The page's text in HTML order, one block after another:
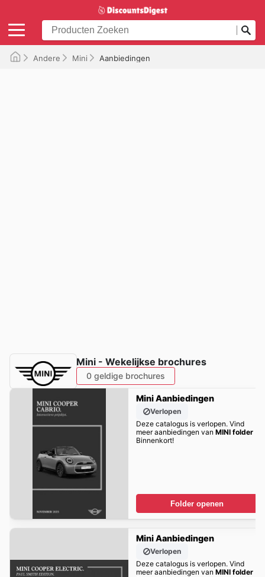
Andere Mini Aanbiedingen
Mini - Wekelijkse brochures
0 geldige brochures
Mini Aanbiedingen
Verlopen
Deze catalogus is verlopen. Vind
meer aanbiedingen van MINI folder
Binnenkort!
Folder openen
Mini Aanbiedingen
Verlopen
Deze catalogus is verlopen. Vind
meer aanbiedingen van MINI folder